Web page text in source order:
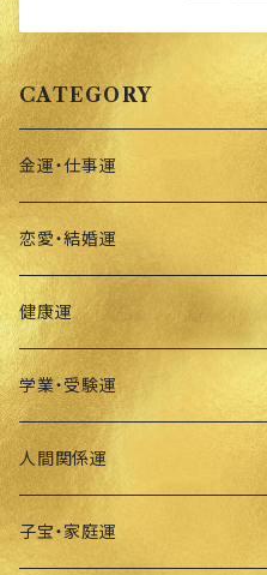
CATEGORY
金運・仕事運
恋愛・結婚運
健康運
学業・受験運
人間関係運
子宝・家庭運